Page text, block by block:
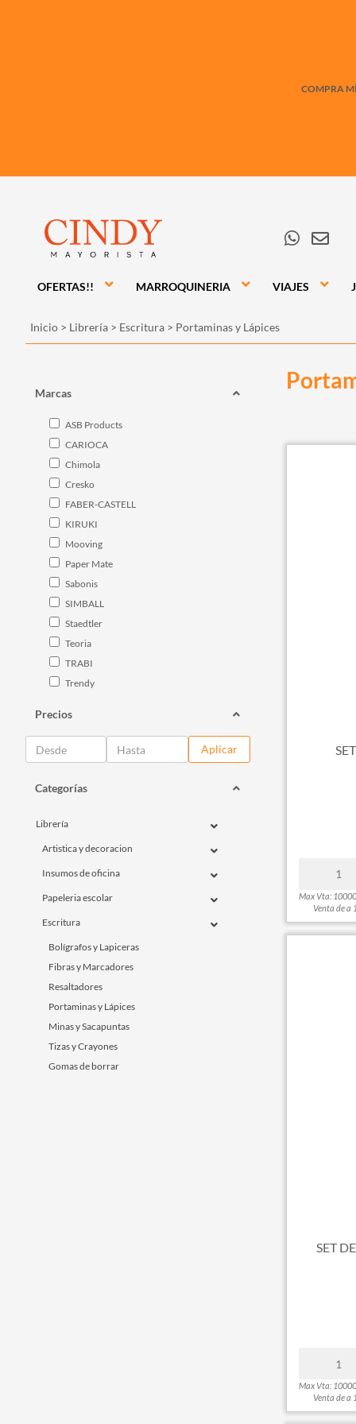
COMPRA
OFERTAS!! MARROQUINERIA VIAJES
Inicio > Librería > Escritura > Portaminas y Lápices
Marcas
ASB Products
CARIOCA
Chimola
Cresko
FABER-CASTELL
KIRUKI
Mooving
Paper Mate
Sabonis
SIMBALL
Staedtler
Teoria
TRABI
Trendy
Precios
Aplicar
Categorías
Librería
Artistica y decoracion
Insumos de oficina
Papeleria escolar
Escritura
Bolígrafos y Lapiceras
Fibras y Marcadores
Resaltadores
Portaminas y Lápices
Minas y Sacapuntas
Tizas y Crayones
Gomas de borrar
Max Vta:
Venta de a
SET
Max Vta:
Venta de a